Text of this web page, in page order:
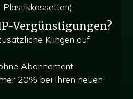
Plastikkassetten)
Vergünstigungen?
Klingen auf
Abonnement
20% bei Ihren neuen